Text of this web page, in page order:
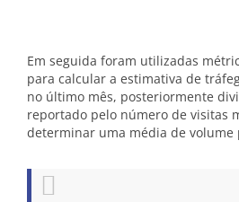
Em seguida foram utilizadas
para calcular a estimativa de
no último mês, posteriormente
reportado pelo número de visitas
determinar uma média de volume